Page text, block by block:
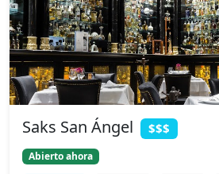
Saks San Ángel $$$
Abierto ahora